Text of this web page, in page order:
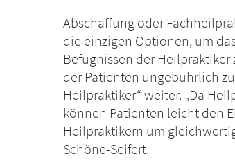
Abschaffung oder
die einzigen Optionen, um
Befugnissen der
der Patienten ungebührlich
Heilpraktiker“ weiter. „Da
können Patienten leicht den
Heilpraktikern um
Schöne-Seifert.